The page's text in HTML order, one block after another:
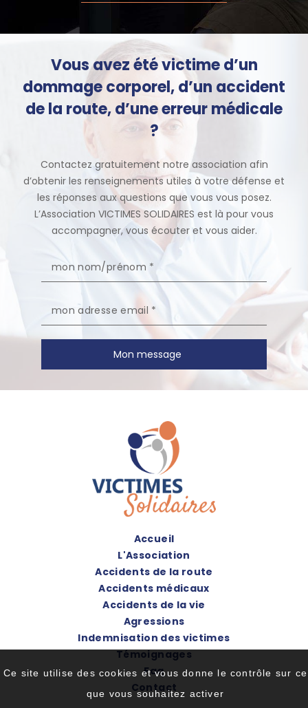
Vous avez été victime d’un
dommage corporel, d’un accident
de la route, d’une erreur médicale
?
Contactez gratuitement notre association afin
d’obtenir les renseignements utiles à votre défense et
les réponses aux questions que vous vous posez.
L’Association VICTIMES SOLIDAIRES est là pour vous
accompagner, vous écouter et vous aider.
Mon message
Accueil
L'Association
Accidents de la route
Accidents médicaux
Accidents de la vie
Agressions
Indemnisation des victimes
Témoignages
Faq
Contact
Ce site utilise des cookies et vous donne le contrôle sur ce
que vous souhaitez activer